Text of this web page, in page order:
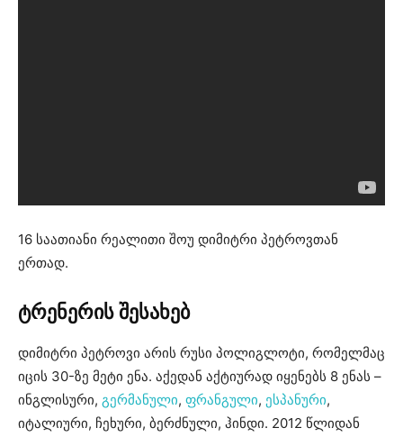
16 საათიანი რეალითი შოუ დიმიტრი პეტროვთან
ერთად.
ტრენერის შესახებ
დიმიტრი პეტროვი არის რუსი პოლიგლოტი, რომელმაც
იცის 30-ზე მეტი ენა. აქედან აქტიურად იყენებს 8 ენას –
ინგლისური, გერმანული, ფრანგული, ესპანური,
იტალიური, ჩეხური, ბერძნული, ჰინდი. 2012 წლიდან